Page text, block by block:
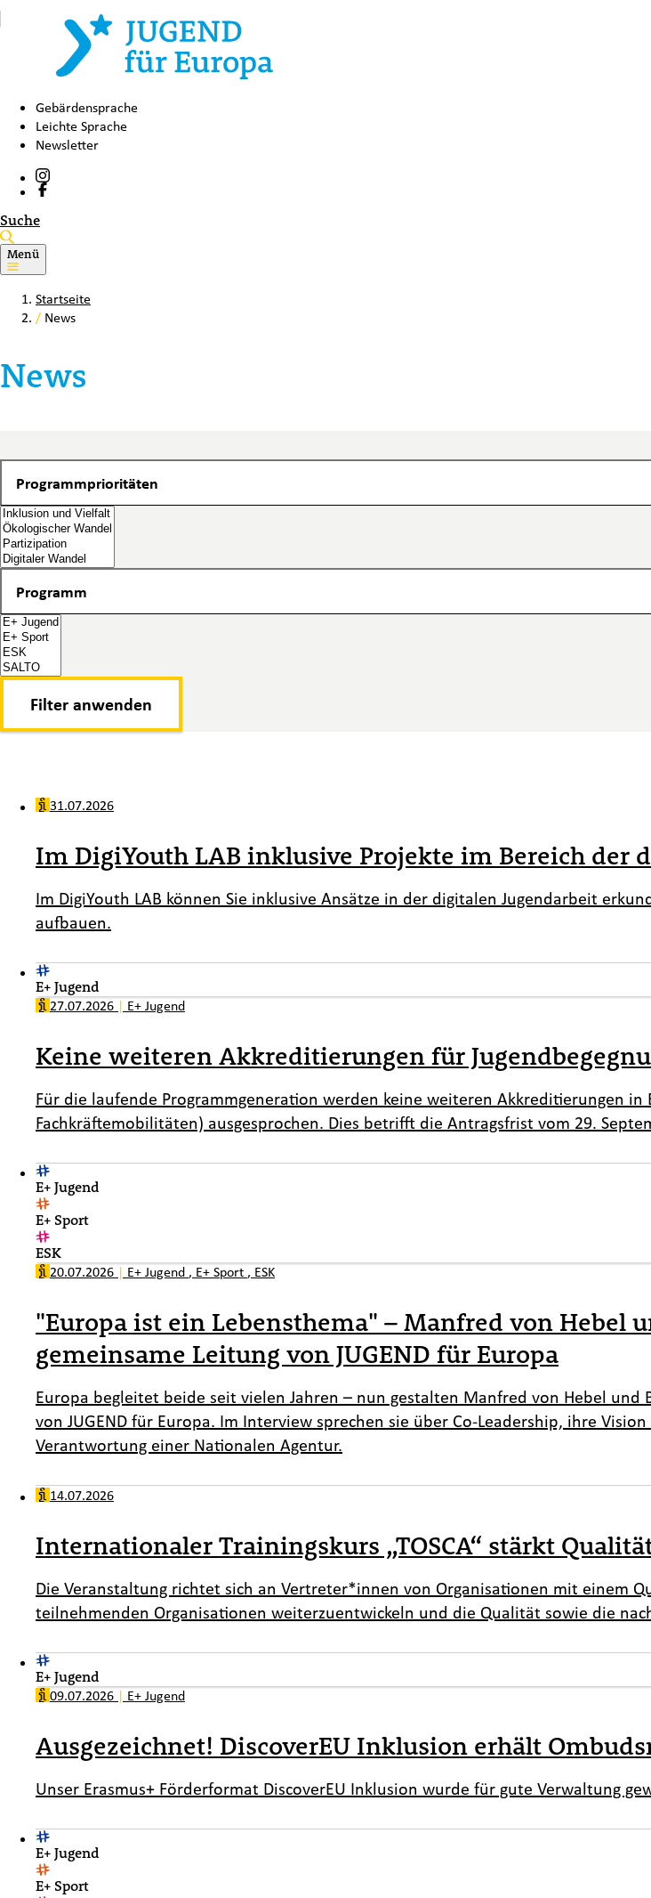
Gebärdensprache
Leichte Sprache
Newsletter
Suche
Menü
Startseite
/ News
News
Programmprioritäten
Programm
Filter anwenden
31.07.2026
Im DigiYouth LAB inklusive Projekte im Bereich der
Im DigiYouth LAB können Sie inklusive Ansätze in der digitalen Jugendarbeit
aufbauen.
E+ Jugend
27.07.2026 | E+ Jugend
Keine weiteren Akkreditierungen für
Für die laufende Programmgeneration werden keine weiteren Akkreditierungen in
Fachkräftemobilitäten) ausgesprochen. Dies betrifft die Antragsfrist vom 29.
E+ Jugend
E+ Sport
ESK
20.07.2026 | E+ Jugend , E+ Sport , ESK
"Europa ist ein Lebensthema" – Manfred von Hebel
gemeinsame Leitung von JUGEND für Europa
Europa begleitet beide seit vielen Jahren – nun gestalten Manfred von Hebel und
von JUGEND für Europa. Im Interview sprechen sie über Co-Leadership, ihre
Verantwortung einer Nationalen Agentur.
14.07.2026
Internationaler Trainingskurs „TOSCA“ stärkt
Die Veranstaltung richtet sich an Vertreter*innen von Organisationen mit einem
teilnehmenden Organisationen weiterzuentwickeln und die Qualität sowie die
E+ Jugend
09.07.2026 | E+ Jugend
Ausgezeichnet! DiscoverEU Inklusion erhält
Unser Erasmus+ Förderformat DiscoverEU Inklusion wurde für gute Verwaltung
E+ Jugend
E+ Sport